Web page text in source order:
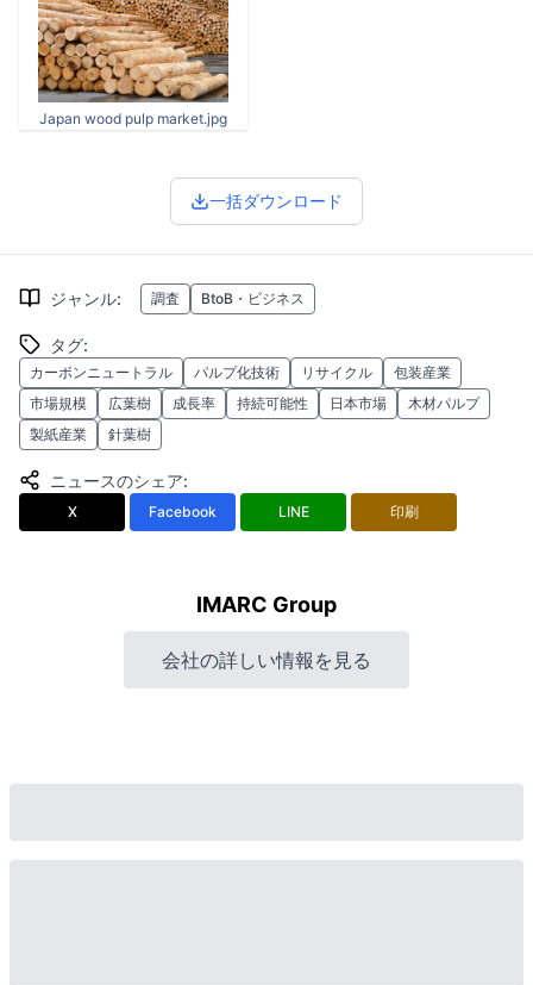
Japan wood pulp market.jpg
一括ダウンロード
ジャンル: 調査 BtoB・ビジネス
タグ:
カーボンニュートラル パルプ化技術 リサイクル
包装産業
市場規模
広葉樹 成長率 持続可能性 日本市場
木材パルプ
製紙産業
針葉樹
ニュースのシェア:
X Facebook LINE 印刷
IMARC Group
会社の詳しい情報を見る